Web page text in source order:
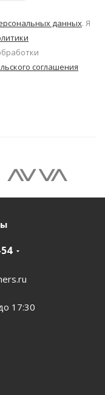
данных. Я
соглашения
17:30